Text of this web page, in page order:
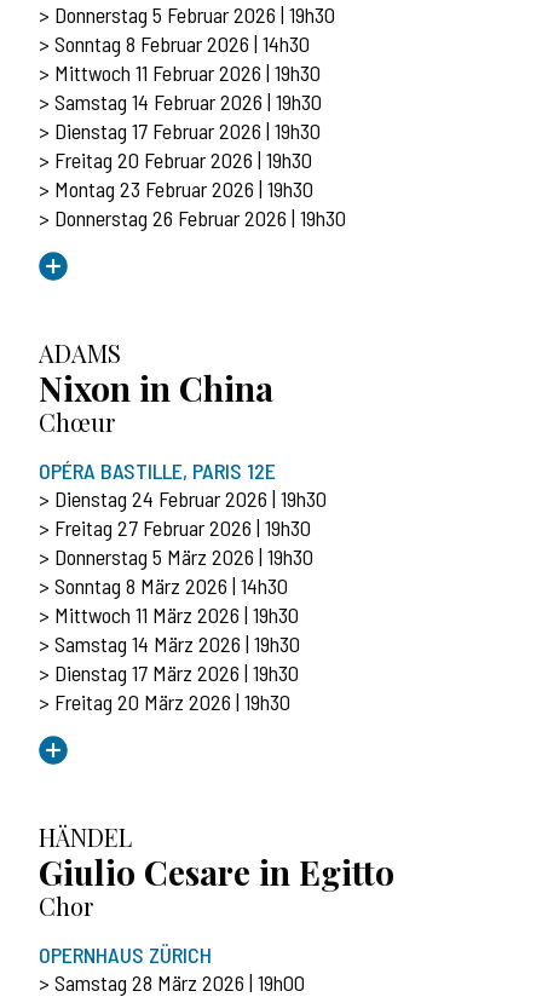
> Donnerstag 5 Februar 2026 | 19h30
> Sonntag 8 Februar 2026 | 14h30
> Mittwoch 11 Februar 2026 | 19h30
> Samstag 14 Februar 2026 | 19h30
> Dienstag 17 Februar 2026 | 19h30
> Freitag 20 Februar 2026 | 19h30
> Montag 23 Februar 2026 | 19h30
> Donnerstag 26 Februar 2026 | 19h30
ADAMS
Nixon in China
Chœur
OPÉRA BASTILLE, PARIS 12E
> Dienstag 24 Februar 2026 | 19h30
> Freitag 27 Februar 2026 | 19h30
> Donnerstag 5 März 2026 | 19h30
> Sonntag 8 März 2026 | 14h30
> Mittwoch 11 März 2026 | 19h30
> Samstag 14 März 2026 | 19h30
> Dienstag 17 März 2026 | 19h30
> Freitag 20 März 2026 | 19h30
HÄNDEL
Giulio Cesare in Egitto
Chor
OPERNHAUS ZÜRICH
> Samstag 28 März 2026 | 19h00